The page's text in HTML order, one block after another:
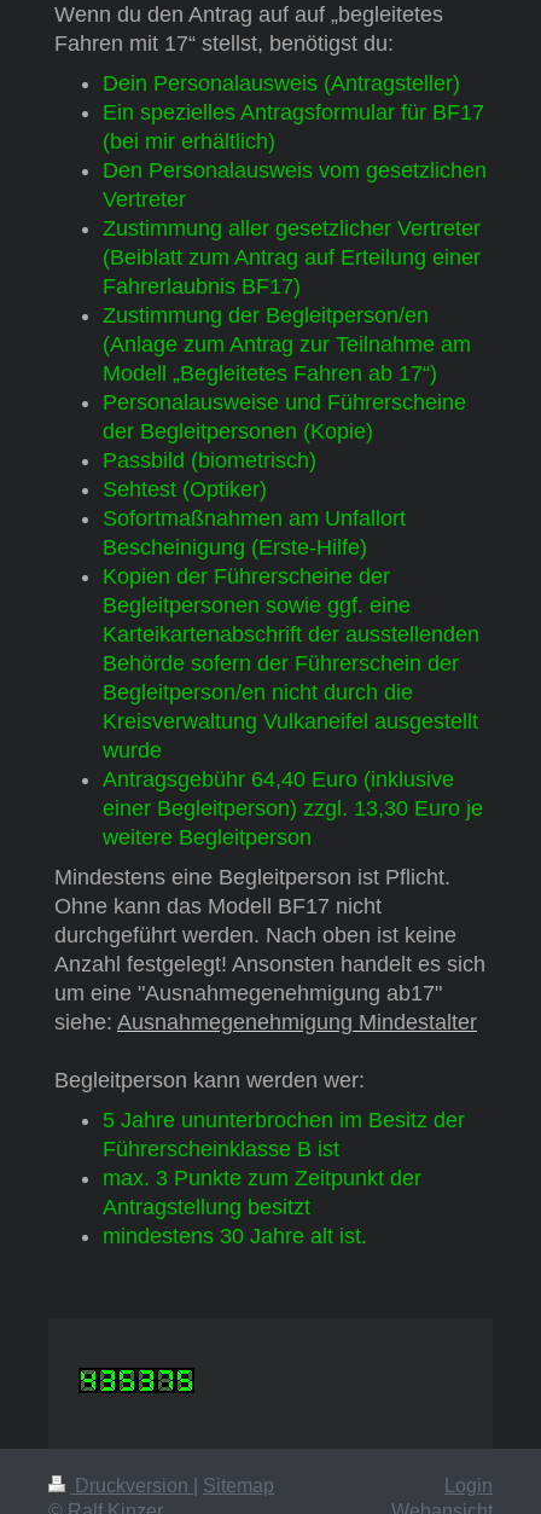
Wenn du den Antrag auf auf „begleitetes
Fahren mit 17“ stellst, benötigst du:
Dein Personalausweis (Antragsteller)
Ein spezielles Antragsformular für BF17
(bei mir erhältlich)
Den Personalausweis vom gesetzlichen
Vertreter
Zustimmung aller gesetzlicher Vertreter
(Beiblatt zum Antrag auf Erteilung einer
Fahrerlaubnis BF17)
Zustimmung der Begleitperson/en
(Anlage zum Antrag zur Teilnahme am
Modell „Begleitetes Fahren ab 17“)
Personalausweise und Führerscheine
der Begleitpersonen (Kopie)
Passbild (biometrisch)
Sehtest (Optiker)
Sofortmaßnahmen am Unfallort
Bescheinigung (Erste-Hilfe)
Kopien der Führerscheine der
Begleitpersonen sowie ggf. eine
Karteikartenabschrift der ausstellenden
Behörde sofern der Führerschein der
Begleitperson/en nicht durch die
Kreisverwaltung Vulkaneifel ausgestellt
wurde
Antragsgebühr 64,40 Euro (inklusive
einer Begleitperson) zzgl. 13,30 Euro je
weitere Begleitperson
Mindestens eine Begleitperson ist Pflicht.
Ohne kann das Modell BF17 nicht
durchgeführt werden. Nach oben ist keine
Anzahl festgelegt! Ansonsten handelt es sich
um eine "Ausnahmegenehmigung ab17"
siehe: Ausnahmegenehmigung Mindestalter
Begleitperson kann werden wer:
5 Jahre ununterbrochen im Besitz der
Führerscheinklasse B ist
max. 3 Punkte zum Zeitpunkt der
Antragstellung besitzt
mindestens 30 Jahre alt ist.
Druckversion
Sitemap
Login